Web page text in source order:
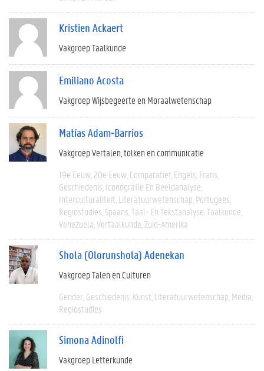
Kristien Ackaert
Vakgroep Taalkunde
Emiliano Acosta
Vakgroep Wijsbegeerte en Moraalwetenschap
Matías Adam-Barrios
Vakgroep Vertalen, tolken en communicatie
19e Eeuw 20e Eeuw Comparatief Engels Frans
Geschiedenis Iconografie En Beeldanalyse
Interculturaliteit Literatuurwetenschap Portugees
Regiostudies Spaans Taal- En Tekstanalyse Taalkunde
Venezuela Vertaalkunde Zuid-Amerika
Shola (Olorunshola) Adenekan
Vakgroep Talen en Culturen
Gender Geschiedenis Kunst Literatuurwetenschap Media
Regiostudies
Simona Adinolfi
Vakgroep Letterkunde